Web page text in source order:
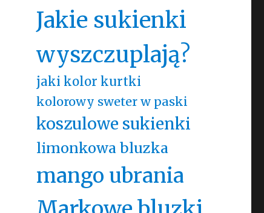
Jakie sukienki
wyszczuplają?
jaki kolor kurtki
kolorowy sweter w paski
koszulowe sukienki
limonkowa bluzka
mango ubrania